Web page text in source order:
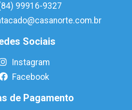
99916-9327
Sociais
Instagram
Facebook
de Pagamento